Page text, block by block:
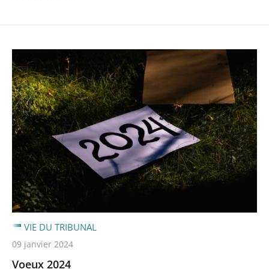
Voeux 2024
VIE DU TRIBUNAL
09 janvier 2024